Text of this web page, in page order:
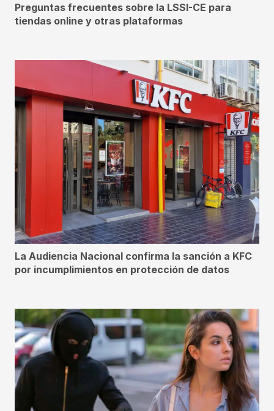
Preguntas frecuentes sobre la LSSI-CE para
tiendas online y otras plataformas
La Audiencia Nacional confirma la sanción a KFC
por incumplimientos en protección de datos